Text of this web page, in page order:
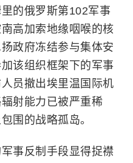
的俄罗斯第102军事
高加索地缘咽喉的核
政府冻结参与集体安
该组织框架下的军事
员撤出埃里温国际机
射能力已被严重稀
围的战略孤岛。
事反制手段显得捉襟